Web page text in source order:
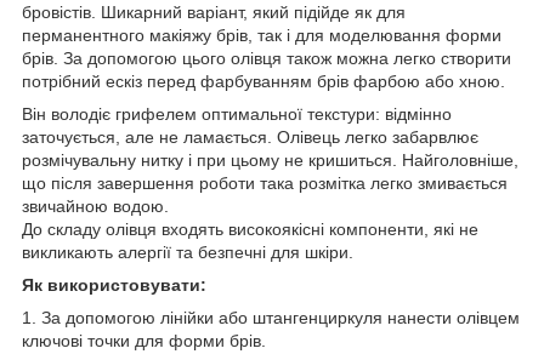
бровістів. Шикарний варіант, який підійде як для
перманентного макіяжу брів, так і для моделювання форми
брів. За допомогою цього олівця також можна легко створити
потрібний ескіз перед фарбуванням брів фарбою або хною.
Він володіє грифелем оптимальної текстури: відмінно
заточується, але не ламається. Олівець легко забарвлює
розмічувальну нитку і при цьому не кришиться. Найголовніше,
що після завершення роботи така розмітка легко змивається
звичайною водою.
До складу олівця входять високоякісні компоненти, які не
викликають алергії та безпечні для шкіри.
Як використовувати:
1. За допомогою лінійки або штангенциркуля нанести олівцем
ключові точки для форми брів.